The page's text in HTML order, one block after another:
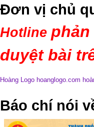
Đơn vị chủ
Hotline
duyệt bài
Hoàng Logo hoanglogo.com
​Báo chí nói